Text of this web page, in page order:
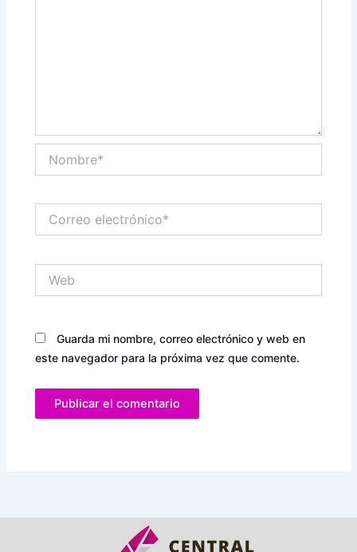
electrónico*
Guarda mi nombre, correo electrónico y web en
este navegador para la próxima vez que comente.